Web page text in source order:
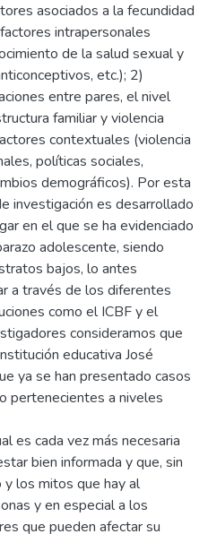
asociados a la fecundidad
intrapersonales
de la salud sexual y
etc.); 2)
entre pares, el nivel
familiar y violencia
contextuales (violencia
políticas sociales,
demográficos). Por esta
investigación es desarrollado
en el que se ha evidenciado
adolescente, siendo
bajos, lo antes
a través de los diferentes
como el ICBF y el
consideramos que
educativa José
ya se han presentado casos
pertenecientes a niveles
es cada vez más necesaria
bien informada y que, sin
los mitos que hay al
y en especial a los
que pueden afectar su